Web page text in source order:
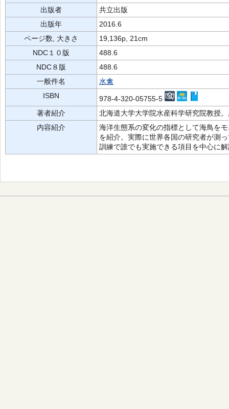
出版者
共立出版
出版年
2016.6
ページ数, 大きさ
19,136p, 21cm
NDC１０版
488.6
NDC８版
488.6
一般件名
水禽
ISBN
978-4-320-05755-5
著者紹介
北海道大学大学院水産科学研究院教授
内容紹介
海洋生態系の変化の指標として海鳥を
を紹介。実際に世界各国の研究者が測
訓練で誰でも実施できる項目を中心に